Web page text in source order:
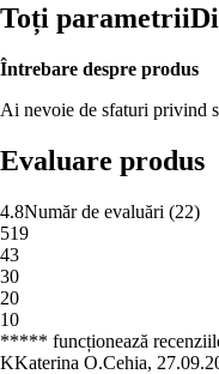
Toți parametrii
Întrebare despre produs
Ai nevoie de sfaturi privind
Evaluare produs
4.8Număr de evaluări (22)
519
43
30
20
10
***** funcționează
KKaterina O.Cehia,